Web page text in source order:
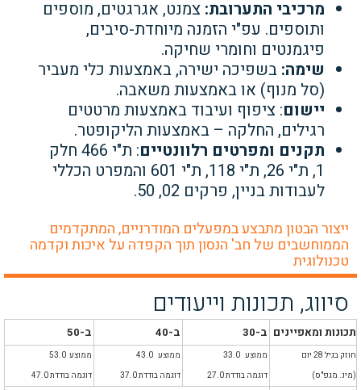
מרכיבי התערובת: צמנט, אגרגטים, מוספים
ותוספים. עפ"י הזמנה מיוחדת-סיבים,
פיגמנטים וחומרי שחיקה.
שימה: בשפיכה ישירה, באמצעות כלי מעביר
(סל מנוף) או באמצעות משאבה.
יישום: ציפוף ועיבוד באמצעות מרטטים
רגילים, החלקה – באמצעות הליקופטר.
תקנים ומפרטים רלוונטיים
: ת"י 466 חלק
1, ת"י 26, ת"י 118, ת"י 601 והמפרט הכללי
לעבודות בניין, פרקים 02, 50.
ייצור הבטון מתבצע במפעלים המודרניים, המתקדמים
הממוחשבים של חב' הנסון תוך הקפדה על איכות וקדמה
טכנולוגית
סיווג, תכונות וייעודים
תכונות ומאפיינים ב-30 ב-40 ב-50
חוזק בגיל 28 יום
(מינ. מגפ"ס)
ממוצע 33.0
דוגמה בודדת 27.0
ממוצע 43.0
דוגמה בודדת 37.0
ממוצע 53.0
דוגמה בודדת 47.0